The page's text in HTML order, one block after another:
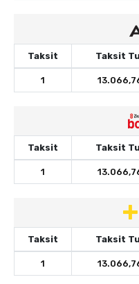
Taksit Taksit
1
Taksit Taksit
1
Taksit Taksit
1